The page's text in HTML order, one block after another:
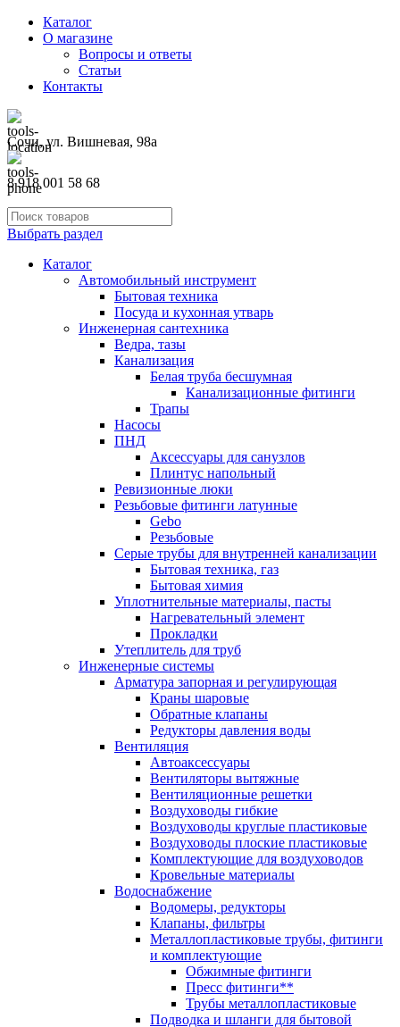
Каталог
О магазине
Вопросы и ответы
Статьи
Контакты
Сочи, ул. Вишневая, 98а
8 918 001 58 68
Выбрать раздел
Каталог
Автомобильный инструмент
Бытовая техника
Посуда и кухонная утварь
Инженерная сантехника
Ведра, тазы
Канализация
Белая труба бесшумная
Канализационные фитинги
Трапы
Насосы
ПНД
Аксессуары для санузлов
Плинтус напольный
Ревизионные люки
Резьбовые фитинги латунные
Gebo
Резьбовые
Серые трубы для внутренней канализации
Бытовая техника, газ
Бытовая химия
Уплотнительные материалы, пасты
Нагревательный элемент
Прокладки
Утеплитель для труб
Инженерные системы
Арматура запорная и регулирующая
Краны шаровые
Обратные клапаны
Редукторы давления воды
Вентиляция
Автоаксессуары
Вентиляторы вытяжные
Вентиляционные решетки
Воздуховоды гибкие
Воздуховоды круглые пластиковые
Воздуховоды плоские пластиковые
Комплектующие для воздуховодов
Кровельные материалы
Водоснабжение
Водомеры, редукторы
Клапаны, фильтры
Металлопластиковые трубы, фитинги
и комплектующие
Обжимные фитинги
Пресс фитинги**
Трубы металлопластиковые
Подводка и шланги для бытовой